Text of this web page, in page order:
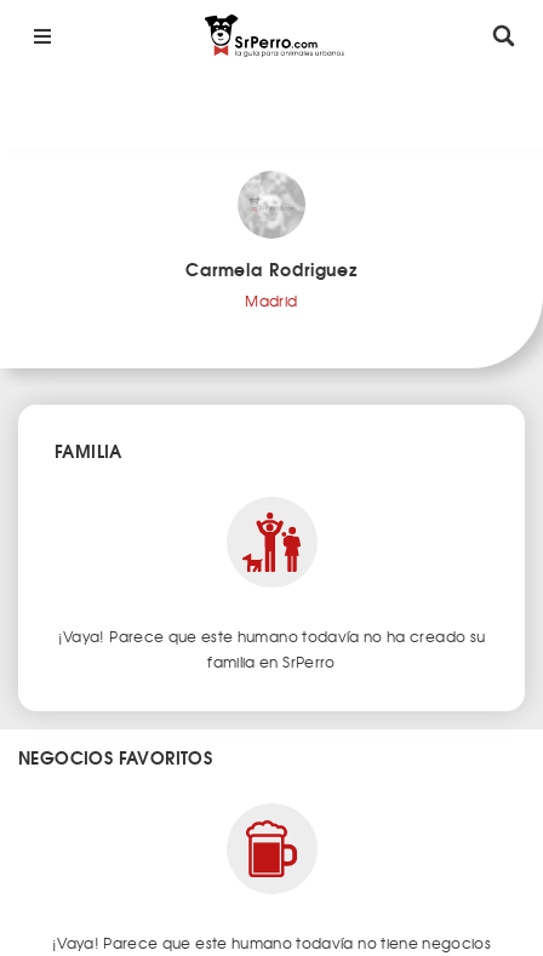
Carmela Rodriguez
Madrid
FAMILIA
¡Vaya! Parece que este humano todavía no ha creado su
familia en SrPerro
NEGOCIOS FAVORITOS
¡Vaya! Parece que este humano todavía no tiene negocios